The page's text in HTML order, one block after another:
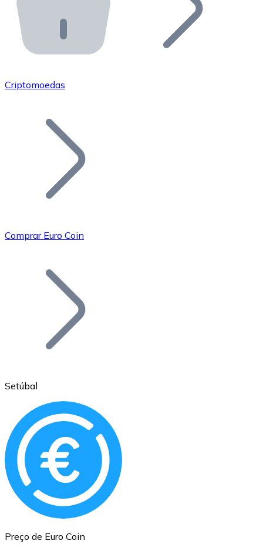
API Bitnovo
Integre nossa API no seu ecossistema.
Junte-se à nossa rede de revendedores e comercialize
Adicione o token do seu projeto ao nosso serviço de
Bitcoin
Ethereum
ETH
Criptomoedas
Comprar Euro Coin
Setúbal
Preço de Euro Coin